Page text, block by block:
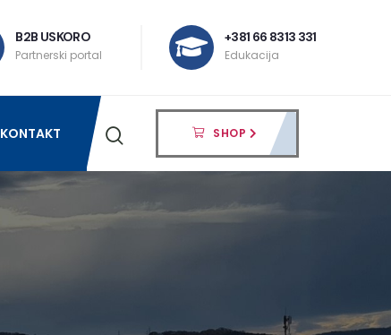
B2B USKORO
Partnerski portal
+381 66 8313 331
Edukacija
KONTAKT SHOP